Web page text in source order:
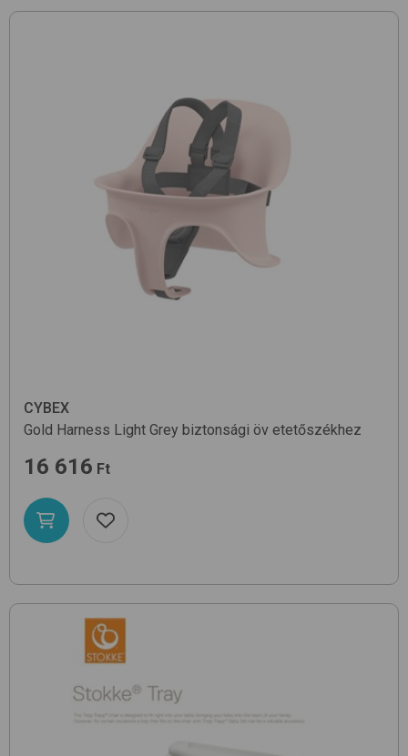
CYBEX
Gold Harness Light Grey biztonsági öv etetőszékhez
16 616 Ft